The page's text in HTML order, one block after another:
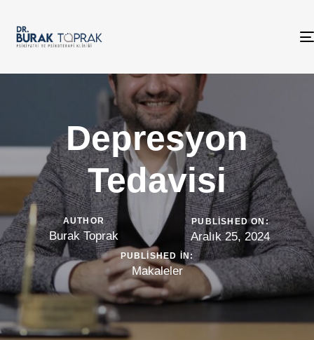
Depresyon
Tedavisi
AUTHOR
Burak Toprak
PUBLISHED ON:
Aralık 25, 2024
PUBLISHED IN:
Makaleler